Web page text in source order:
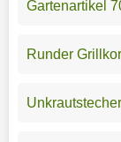
Gartenartikel
Runder